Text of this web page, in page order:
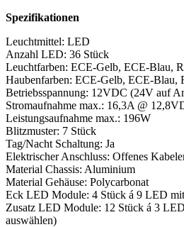
Spezifikationen
Leuchtmittel: LED
Anzahl LED: 36 Stück
Leuchtfarben: ECE-Gelb, ECE-Blau,
Haubenfarben: ECE-Gelb, ECE-Blau,
Betriebsspannung: 12VDC (24V auf
Stromaufnahme max.: 16,3A @
Leistungsaufnahme max.: 196W
Blitzmuster: 7 Stück
Tag/Nacht Schaltung: Ja
Elektrischer Anschluss: Offenes
Material Chassis: Aluminium
Material Gehäuse: Polycarbonat
Eck LED Module: 4 Stück á 9 LED
Zusatz LED Module: 12 Stück á 3
auswählen)